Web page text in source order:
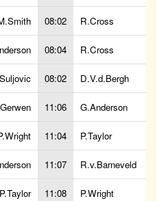
08:02 R.Cross
08:04 R.Cross
08:02 D.V.d.Bergh
11:06 G.Anderson
11:04 P.Taylor
11:07 R.v.Barneveld
P.Taylor 11:08 P.Wright